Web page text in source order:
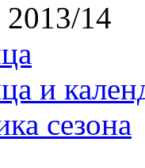
2013/14
и
сезона